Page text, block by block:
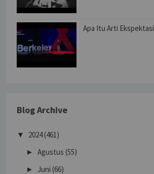
Apa Itu Arti Ekspektasi
Blog Archive
▼ 2024(461)
►Agustus (55)
► Juni (66)